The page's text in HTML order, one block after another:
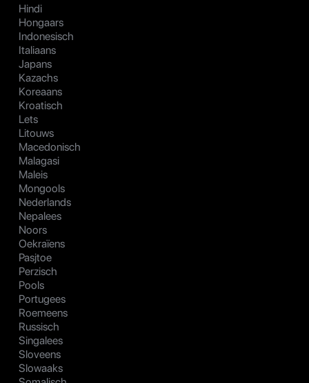
Hindi
Hongaars
Indonesisch
Italiaans
Japans
Kazachs
Koreaans
Kroatisch
Lets
Litouws
Macedonisch
Malagasi
Maleis
Mongools
Nederlands
Nepalees
Noors
Oekraïens
Pasjtoe
Perzisch
Pools
Portugees
Roemeens
Russisch
Singalees
Sloveens
Slowaaks